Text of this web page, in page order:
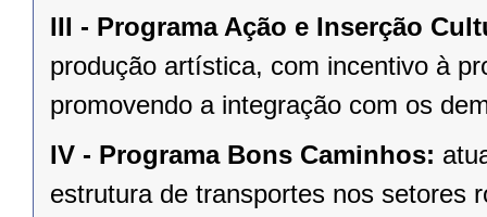
III - Programa Ação e Inserção
produção artística, com incentivo à
promovendo a integração com os
IV - Programa Bons Caminhos:
estrutura de transportes nos setores